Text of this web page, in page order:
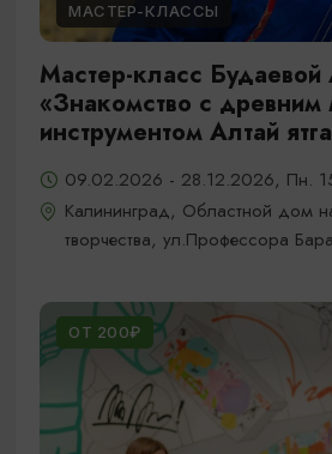
МАСТЕР-КЛАССЫ
Мастер-класс
«Знакомство с
инструментом Алтай
09.02.2026 - 28.12.2026, Пн.
Калининград, Областной дом
творчества, ул.Профессора
ОТ 200₽